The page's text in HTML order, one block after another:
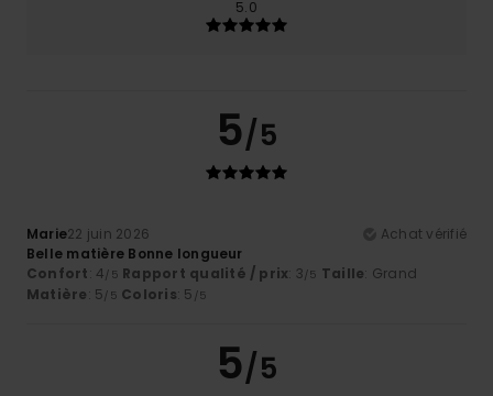
5.0
5/5
Marie22 juin 2026
Achat vérifié
Belle matière Bonne longueur
Confort: 4/5 Rapport qualité / prix: 3/5 Taille: Grand
Matière: 5/5 Coloris: 5 /5
5/5